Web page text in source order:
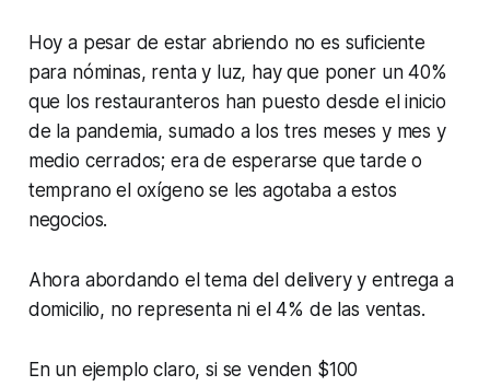
Hoy a pesar de estar abriendo no es suficiente
para nóminas, renta y luz, hay que poner un 40%
que los restauranteros han puesto desde el inicio
de la pandemia, sumado a los tres meses y mes y
medio cerrados; era de esperarse que tarde o
temprano el oxígeno se les agotaba a estos
negocios.
Ahora abordando el tema del delivery y entrega a
domicilio, no representa ni el 4% de las ventas.
En un ejemplo claro, si se venden $100